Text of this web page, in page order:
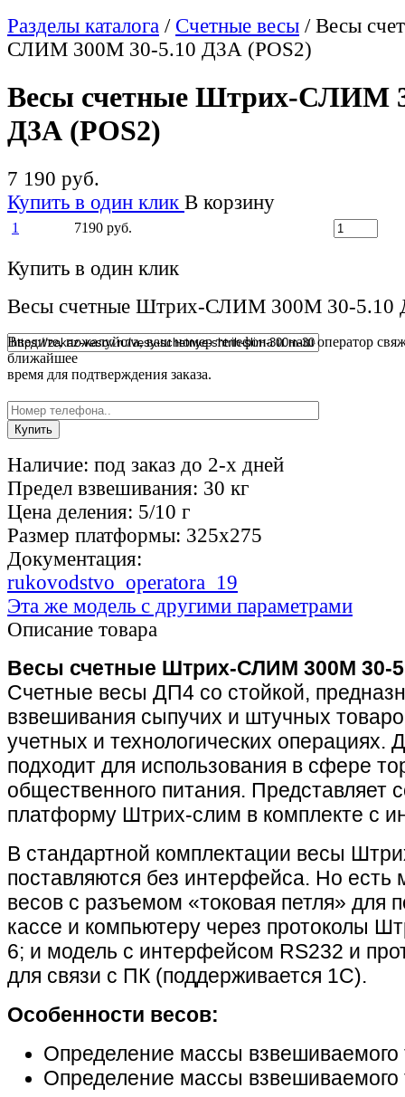
Разделы каталога / Счетные весы / Весы
СЛИМ 300М 30-5.10 Д3А (POS2)
Весы счетные Штрих-СЛИМ
Д3А (POS2)
7 190 руб.
Купить в один клик В корзину
1 7190 руб.
Купить в один клик
Весы счетные Штрих-СЛИМ 300М 30-5.10
Введите, пожалуйста, ваш номер телефона и наш оператор
ближайшее
время для подтверждения заказа.
Наличие: под заказ до 2-х дней
Предел взвешивания: 30 кг
Цена деления: 5/10 г
Размер платформы: 325х275
Документация:
rukovodstvo_operatora_19
Эта же модель с другими параметрами
Описание товара
Весы счетные Штрих-СЛИМ 300М 30-
Счетные весы ДП4 со стойкой,
взвешивания сыпучих и штучных
учетных и технологических операциях.
подходит для использования в сфере
общественного питания. Представляет
платформу Штрих-слим в комплекте с
В стандартной комплектации весы
поставляются без интерфейса. Но есть
весов с разъемом «токовая петля» для
кассе и компьютеру через протоколы
6; и модель с интерфейсом RS232 и
для связи с ПК (поддерживается 1С).
Особенности весов:
Определение массы взвешиваемого
Определение массы взвешиваемого